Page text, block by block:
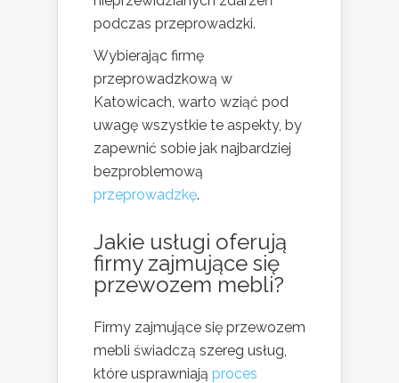
podczas przeprowadzki.
Wybierając firmę
przeprowadzkową w
Katowicach, warto wziąć pod
uwagę wszystkie te aspekty, by
zapewnić sobie jak najbardziej
bezproblemową
przeprowadzkę.
Jakie usługi oferują
firmy zajmujące się
przewozem mebli?
Firmy zajmujące się przewozem
mebli świadczą szereg usług,
które usprawniają proces